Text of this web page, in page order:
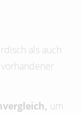
als auch
um